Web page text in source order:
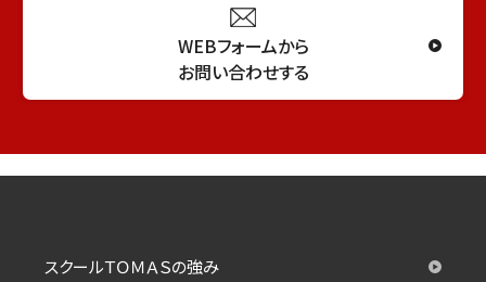
WEBフォームから
お問い合わせする
スクールＴＯＭＡＳの強み